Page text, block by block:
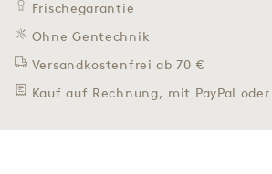
Frischegarantie
Ohne Gentechnik
Versandkostenfrei ab 70 €
Kauf auf Rechnung, mit PayPal oder